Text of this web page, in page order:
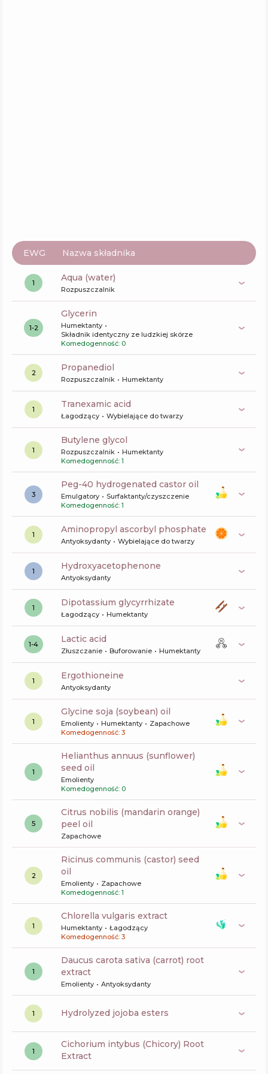
EWG Nazwa składnika
1 aqua (water)
Rozpuszczalnik
1-2
glycerin
Humektanty
Składnik identyczny ze ludzkiej skórze
Komedogenność: 0
2 propanediol
Rozpuszczalnik Humektanty
1 tranexamic acid
Łagodzący Wybielające do twarzy
1
butylene glycol
Rozpuszczalnik
Humektanty
Komedogenność: 1
3
peg-40 hydrogenated castor oil
Emulgatory
Surfaktanty/czyszczenie
Komedogenność: 1
1 aminopropyl ascorbyl phosphate
Antyoksydanty Wybielające do twarzy
1 Hydroxyacetophenone
Antyoksydanty
1 dipotassium glycyrrhizate
Łagodzący Humektanty
1-4 lactic acid
Złuszczanie Buforowanie Humektanty
1 ergothioneine
Antyoksydanty
1
glycine soja (soybean) oil
Emolienty Humektanty
Zapachowe
Komedogenność: 3
1
helianthus annuus (sunflower)
seed oil
Emolienty
Komedogenność: 0
5
citrus nobilis (mandarin orange)
peel oil
Zapachowe
2
ricinus communis (castor) seed
oil
Emolienty
Zapachowe
Komedogenność: 1
1
chlorella vulgaris extract
Humektanty
Łagodzący
Komedogenność: 3
1
daucus carota sativa (carrot) root
extract
Emolienty Antyoksydanty
1 hydrolyzed jojoba esters
1
Cichorium intybus (Chicory) Root
Extract